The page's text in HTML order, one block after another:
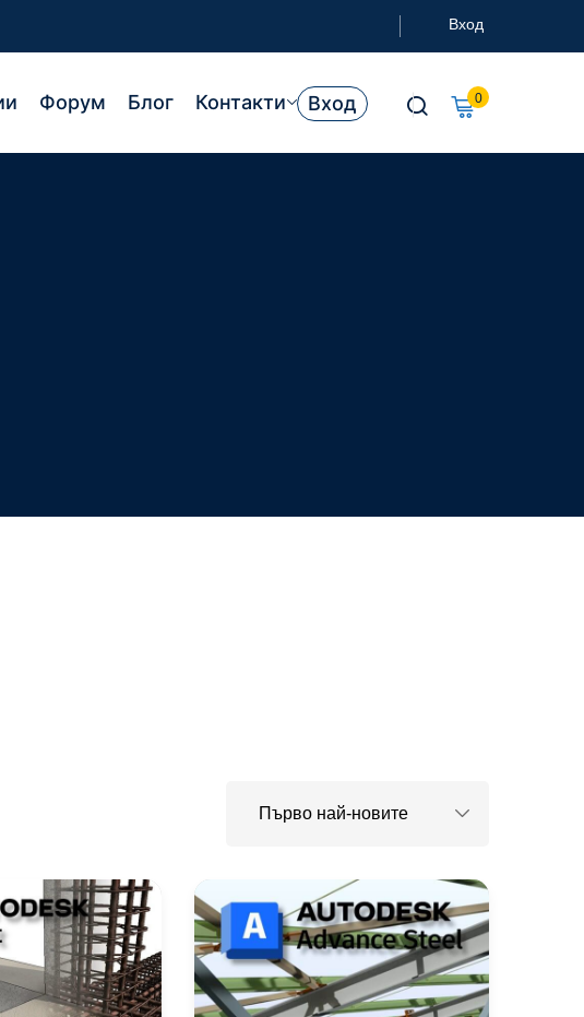
Вход
Форум Блог Контакти Вход 0